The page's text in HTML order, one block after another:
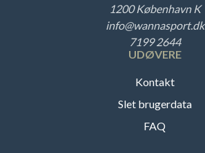
1200 København K
info@wannasport.dk
7199 2644
UDØVERE
Kontakt
Slet brugerdata
FAQ